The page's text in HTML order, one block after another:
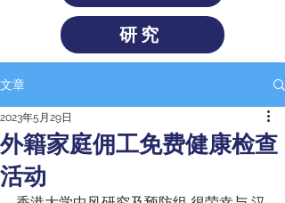
研究
文章
外籍家庭佣工免费健康检查
活动
2023年5月29日